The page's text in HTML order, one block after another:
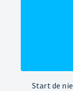
Start de